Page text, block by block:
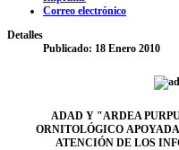
Correo electrónico
Detalles
Publicado: 18 Enero 2010
ADAD Y "ARDEA
ORNITOLÓGICO
ATENCIÓN DE LOS